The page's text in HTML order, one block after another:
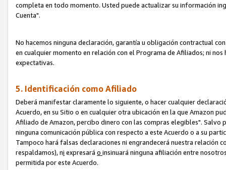
completa en todo momento. Usted puede actualizar su información
Cuenta".
No hacemos ninguna declaración, garantía u obligación contractual
en cualquier momento en relación con el Programa de Afiliados; ni
expectativas.
5. Identificación como Afiliado
Deberá manifestar claramente lo siguiente, o hacer cualquier
Acuerdo, en su Sitio o en cualquier otra ubicación en la que Amazon
Afiliado de Amazon, percibo dinero con las compras elegibles". Salvo
ninguna comunicación pública con respecto a este Acuerdo o a su
Tampoco hará falsas declaraciones ni engrandecerá nuestra relación
respaldamos), ni expresará o insinuará ninguna afiliación entre
permitida por este Acuerdo.